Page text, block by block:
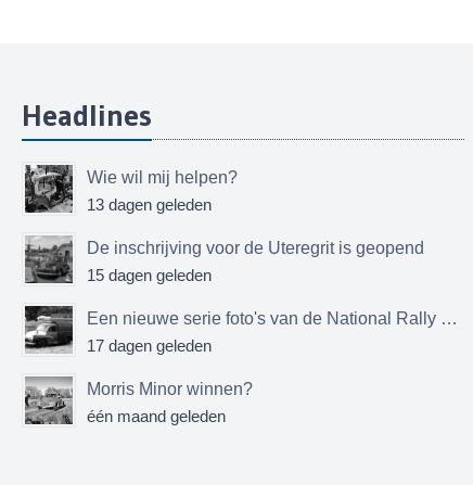
Headlines
Wie wil mij helpen?
13 dagen geleden
De inschrijving voor de Uteregrit is geopend
15 dagen geleden
Een nieuwe serie foto's van de National Rally MMOC
17 dagen geleden
Morris Minor winnen?
één maand geleden